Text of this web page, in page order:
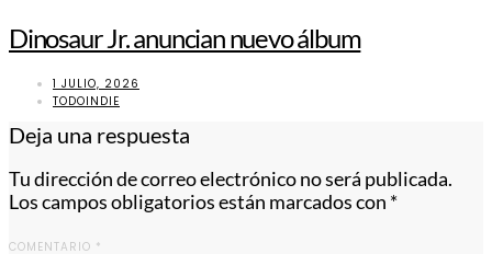
Dinosaur Jr. anuncian nuevo álbum
1 JULIO, 2026
TODOINDIE
Deja una respuesta
Tu dirección de correo electrónico no será publicada.
Los campos obligatorios están marcados con *
COMENTARIO *